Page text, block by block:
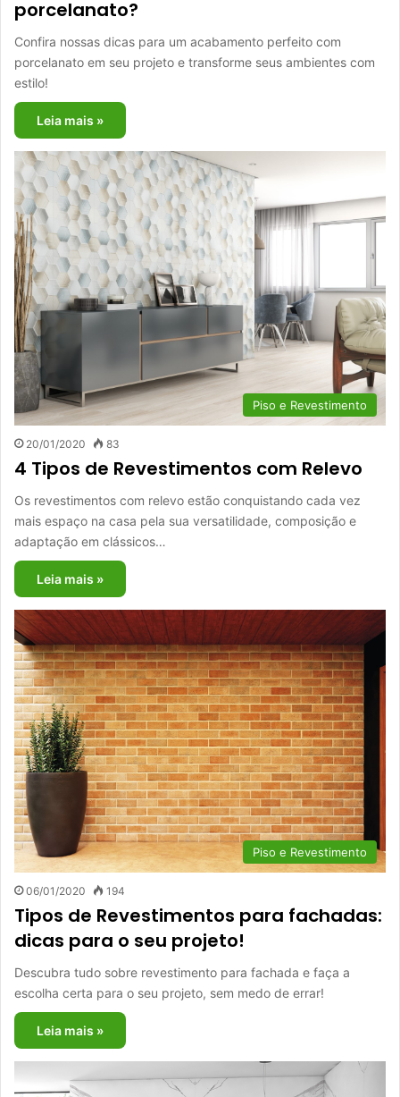
porcelanato?
Confira nossas dicas para um acabamento perfeito com
porcelanato em seu projeto e transforme seus ambientes com
estilo!
Leia mais »
Piso e Revestimento
20/01/2020 83
4 Tipos de Revestimentos com Relevo
Os revestimentos com relevo estão conquistando cada vez
mais espaço na casa pela sua versatilidade, composição e
adaptação em clássicos…
Leia mais »
Piso e Revestimento
06/01/2020 194
Tipos de Revestimentos para fachadas:
dicas para o seu projeto!
Descubra tudo sobre revestimento para fachada e faça a
escolha certa para o seu projeto, sem medo de errar!
Leia mais »